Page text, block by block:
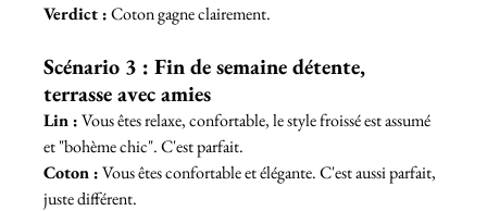
Verdict : Coton gagne clairement.
Scénario 3 : Fin de semaine détente,
terrasse avec amies
Lin : Vous êtes relaxe, confortable, le style froissé est assumé
et "bohème chic". C'est parfait.
Coton : Vous êtes confortable et élégante. C'est aussi parfait,
juste différent.